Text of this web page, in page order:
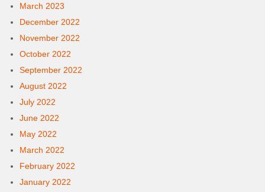
March 2023
December 2022
November 2022
October 2022
September 2022
August 2022
July 2022
June 2022
May 2022
March 2022
February 2022
January 2022